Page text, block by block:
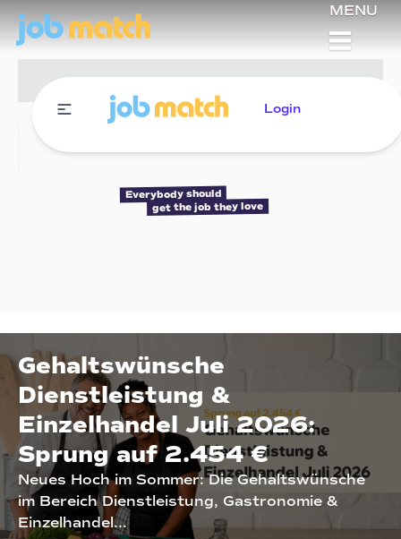
MENU
Login
Everybody should
get the job they love
Gehaltswünsche
Dienstleistung &
Einzelhandel Juli 2026:
Sprung auf 2.454 €
Neues Hoch im Sommer: Die Gehaltswünsche
im Bereich Dienstleistung, Gastronomie &
Einzelhandel...